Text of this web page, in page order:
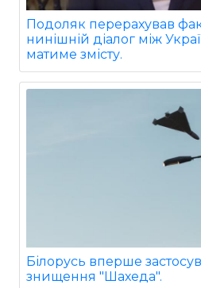
Подоляк перерахував
нинішній діалог між
матиме змісту.
Білорусь вперше
знищення "Шахеда".